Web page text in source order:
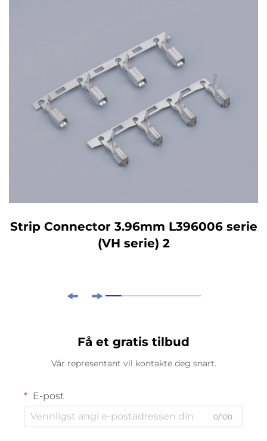
Strip Connector 3.96mm L396006 serie
(VH serie) 2
Få et gratis tilbud
Vår representant vil kontakte deg snart.
E-post
0/100